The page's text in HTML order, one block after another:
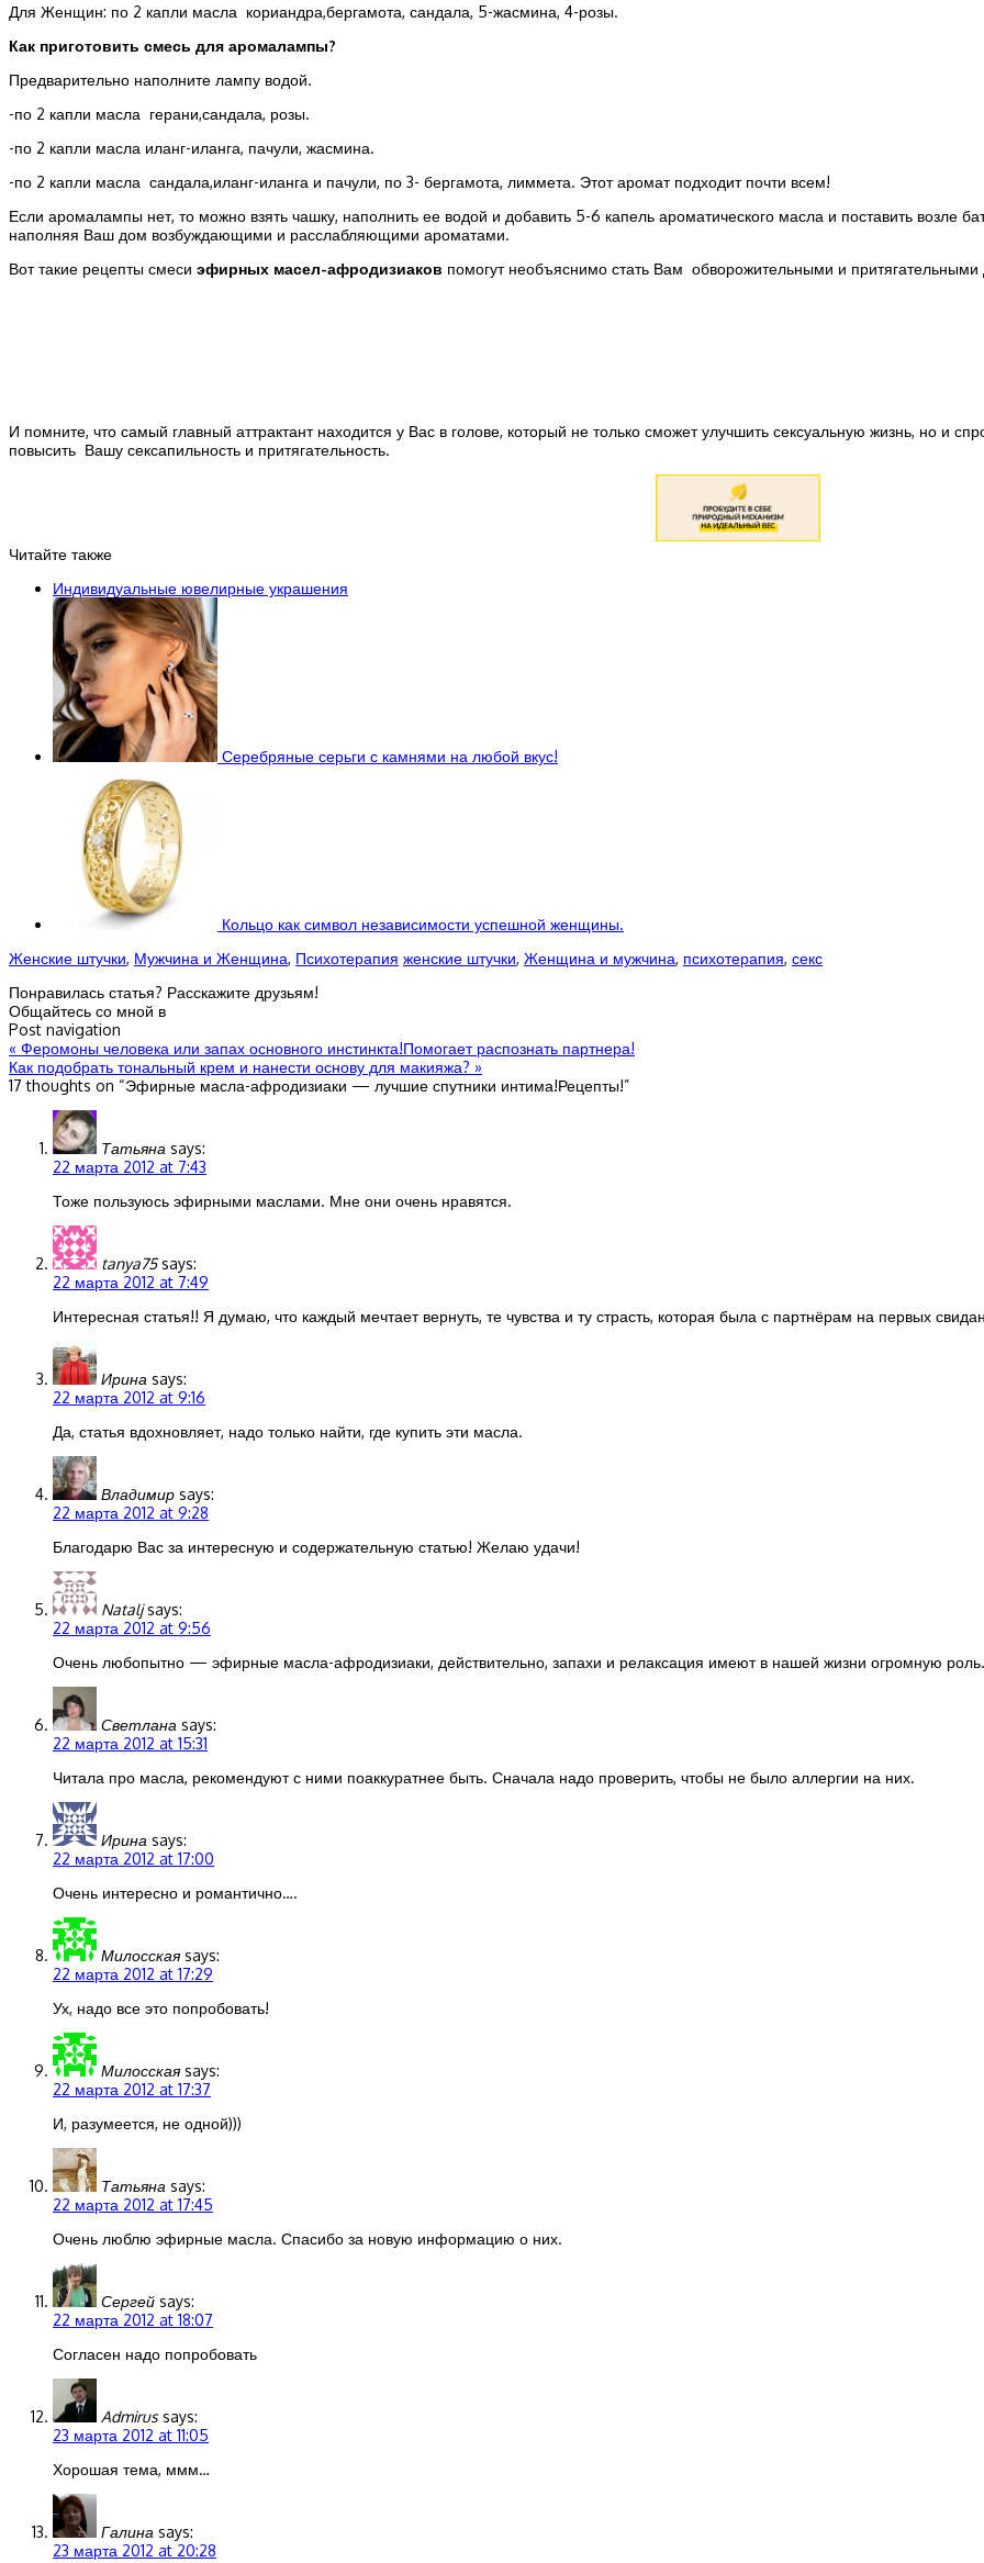
Для Женщин: по 2 капли масла кориандра,бергамота, сандала, 5-жасмина, 4-розы.
Как приготовить смесь для аромалампы?
Предварительно наполните лампу водой.
-по 2 капли масла герани,сандала, розы.
-по 2 капли масла иланг-иланга, пачули, жасмина.
-по 2 капли масла сандала,иланг-иланга и пачули, по 3- бергамота, лиммета. Этот аромат подходит почти всем!
Если аромалампы нет, то можно взять чашку, наполнить ее водой и добавить 5-6 капель ароматического масла и поставить возле
наполняя Ваш дом возбуждающими и расслабляющими ароматами.
Вот такие рецепты смеси эфирных масел-афродизиаков помогут необъяснимо стать Вам обворожительными и притягательными
И помните, что самый главный аттрактант находится у Вас в голове, который не только сможет улучшить сексуальную жизнь, но и
повысить Вашу сексапильность и притягательность.
Читайте также
Индивидуальные ювелирные украшения
Серебряные серьги с камнями на любой вкус!
Кольцо как символ независимости успешной женщины.
Женские штучки, Мужчина и Женщина, Психотерапия женские штучки, Женщина и мужчина, психотерапия, секс
Понравилась статья? Расскажите друзьям!
Общайтесь со мной в
Post navigation
« Феромоны человека или запах основного инстинкта!Помогает распознать партнера!
Как подобрать тональный крем и нанести основу для макияжа? »
17 thoughts on “Эфирные масла-афродизиаки — лучшие спутники интима!Рецепты!”
Татьяна says:
22 марта 2012 at 7:43
Тоже пользуюсь эфирными маслами. Мне они очень нравятся.
tanya75 says:
22 марта 2012 at 7:49
Интересная статья!! Я думаю, что каждый мечтает вернуть, те чувства и ту страсть, которая была с партнёрам на первых
Ирина says:
22 марта 2012 at 9:16
Да, статья вдохновляет, надо только найти, где купить эти масла.
Владимир says:
22 марта 2012 at 9:28
Благодарю Вас за интересную и содержательную статью! Желаю удачи!
Natalj says:
22 марта 2012 at 9:56
Очень любопытно — эфирные масла-афродизиаки, действительно, запахи и релаксация имеют в нашей жизни огромную роль.
Светлана says:
22 марта 2012 at 15:31
Читала про масла, рекомендуют с ними поаккуратнее быть. Сначала надо проверить, чтобы не было аллергии на них.
Ирина says:
22 марта 2012 at 17:00
Очень интересно и романтично….
Милосская says:
22 марта 2012 at 17:29
Ух, надо все это попробовать!
Милосская says:
22 марта 2012 at 17:37
И, разумеется, не одной)))
Татьяна says:
22 марта 2012 at 17:45
Очень люблю эфирные масла. Спасибо за новую информацию о них.
Сергей says:
22 марта 2012 at 18:07
Согласен надо попробовать
Admirus says:
23 марта 2012 at 11:05
Хорошая тема, ммм…
Галина says:
23 марта 2012 at 20:28